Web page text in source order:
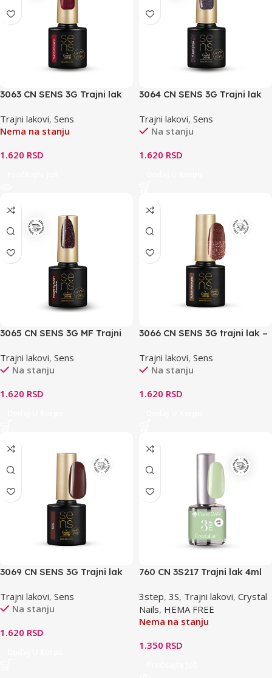
3063 CN SENS 3G Trajni lak
Trajni lakovi, Sens
Nema na stanju
1.620 RSD
3064 CN SENS 3G Trajni lak
Trajni lakovi, Sens
Na stanju
1.620 RSD
3065 CN SENS 3G MF Trajni
Trajni lakovi, Sens
Na stanju
1.620 RSD
3066 CN SENS 3G trajni lak –
Trajni lakovi, Sens
Na stanju
1.620 RSD
3069 CN SENS 3G Trajni lak
Trajni lakovi, Sens
Na stanju
1.620 RSD
760 CN 3S217 Trajni lak 4ml
3step, 3S, Trajni lakovi, Crystal
Nails, HEMA FREE
Nema na stanju
1.350 RSD